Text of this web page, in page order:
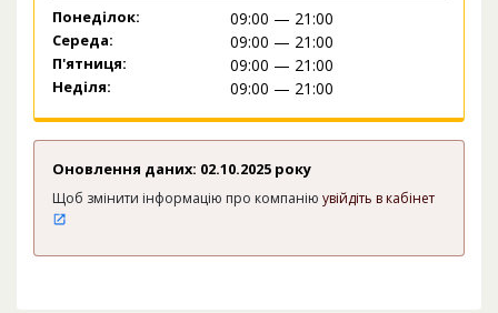
Понеділок: 09:00 — 21:00
Середа: 09:00 — 21:00
П'ятниця: 09:00 — 21:00
Неділя: 09:00 — 21:00
Оновлення даних: 02.10.2025 року
Щоб змінити інформацію про компанію увійдіть в кабінет